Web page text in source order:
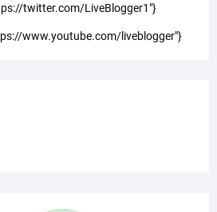
twitter.com/LiveBlogger1"}
www.youtube.com/liveblogger"}